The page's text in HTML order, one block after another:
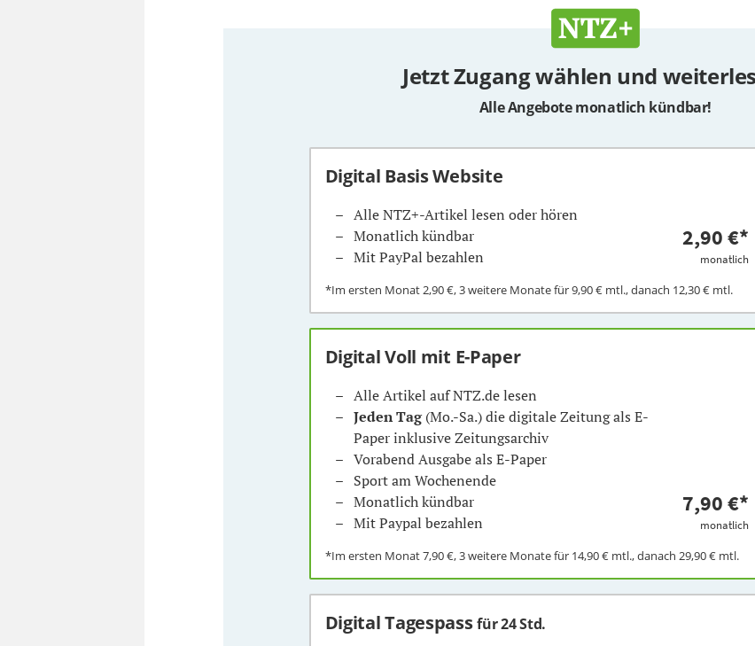
Jetzt Zugang wählen und
Alle Angebote monatlich kündbar!
Digital Basis Website
Alle NTZ+-Artikel lesen oder hören
Monatlich kündbar
Mit PayPal bezahlen
2,90 €*
monatlich
*Im ersten Monat2,90 €, 3 weitere Monate für9,90 €mtl., danach 12,30 €mtl.
Digital Voll mit E-Paper
Alle Artikel auf NTZ.de lesen
Jeden Tag(Mo.-Sa.) die digitale Zeitung als E-
Paper inklusive Zeitungsarchiv
Vorabend Ausgabe als E-Paper
Sport am Wochenende
Monatlich kündbar
Mit Paypal bezahlen
7,90 €*
monatlich
*Im ersten Monat7,90 €, 3 weitere Monate für 14,90 €mtl., danach 29,90 €mtl.
Digital Tagespassfür 24 Std.